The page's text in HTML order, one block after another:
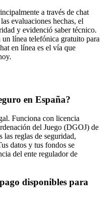
a través de chat
evaluaciones hechas, el
y evidenció saber técnico.
línea telefónica gratuito para
en línea es el vía que
en España?
Funciona con licencia
del Juego (DGOJ) de
las reglas de seguridad,
datos y tus fondos se
del ente regulador de
disponibles para